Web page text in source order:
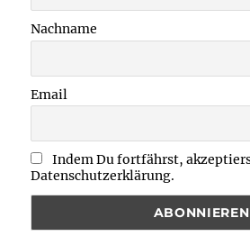
Nachname
Email
Indem Du fortfährst,
Datenschutzerklärung.